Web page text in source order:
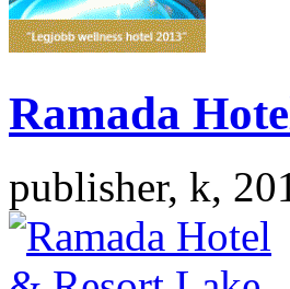
Ramada
publisher, k,